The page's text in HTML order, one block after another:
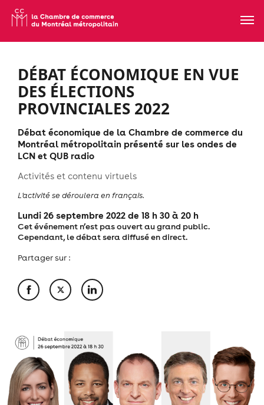
DÉBAT ÉCONOMIQUE EN VUE
DES ÉLECTIONS
PROVINCIALES 2022
Débat économique de la Chambre de commerce du
Montréal métropolitain présenté sur les ondes de
LCN et QUB radio
Activités et contenu virtuels
L'activité se déroulera en français.
Lundi 26 septembre 2022 de 18 h 30 à 20 h
Cet événement n’est pas ouvert au grand public.
Cependant, le débat sera diffusé en direct.
Partager sur :